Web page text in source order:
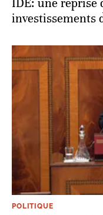
IDE: une reprise
investissements
POLITIQUE